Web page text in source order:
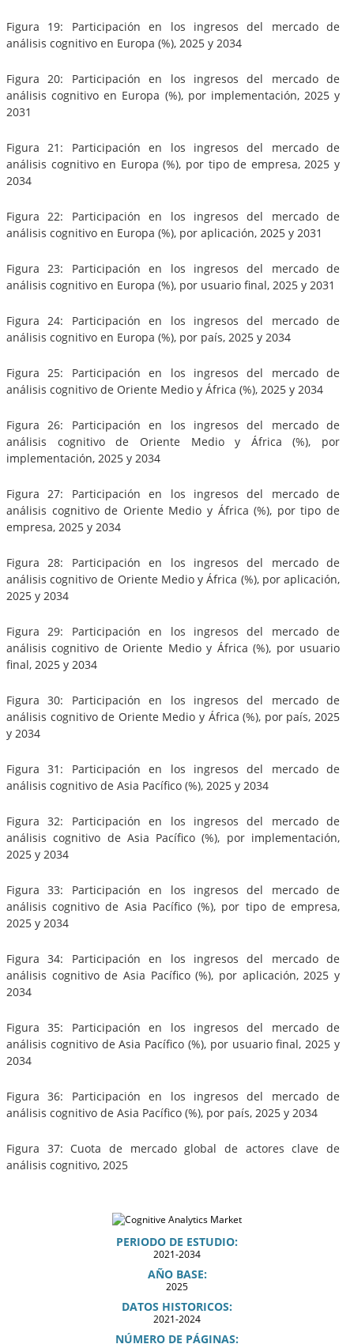
Figura 19: Participación en los ingresos del mercado de
análisis cognitivo en Europa (%), 2025 y 2034
Figura 20: Participación en los ingresos del mercado de
análisis cognitivo en Europa (%), por implementación, 2025 y
2031
Figura 21: Participación en los ingresos del mercado de
análisis cognitivo en Europa (%), por tipo de empresa, 2025 y
2034
Figura 22: Participación en los ingresos del mercado de
análisis cognitivo en Europa (%), por aplicación, 2025 y 2031
Figura 23: Participación en los ingresos del mercado de
análisis cognitivo en Europa (%), por usuario final, 2025 y 2031
Figura 24: Participación en los ingresos del mercado de
análisis cognitivo en Europa (%), por país, 2025 y 2034
Figura 25: Participación en los ingresos del mercado de
análisis cognitivo de Oriente Medio y África (%), 2025 y 2034
Figura 26: Participación en los ingresos del mercado de
análisis cognitivo de Oriente Medio y África (%), por
implementación, 2025 y 2034
Figura 27: Participación en los ingresos del mercado de
análisis cognitivo de Oriente Medio y África (%), por tipo de
empresa, 2025 y 2034
Figura 28: Participación en los ingresos del mercado de
análisis cognitivo de Oriente Medio y África (%), por aplicación,
2025 y 2034
Figura 29: Participación en los ingresos del mercado de
análisis cognitivo de Oriente Medio y África (%), por usuario
final, 2025 y 2034
Figura 30: Participación en los ingresos del mercado de
análisis cognitivo de Oriente Medio y África (%), por país, 2025
y 2034
Figura 31: Participación en los ingresos del mercado de
análisis cognitivo de Asia Pacífico (%), 2025 y 2034
Figura 32: Participación en los ingresos del mercado de
análisis cognitivo de Asia Pacífico (%), por implementación,
2025 y 2034
Figura 33: Participación en los ingresos del mercado de
análisis cognitivo de Asia Pacífico (%), por tipo de empresa,
2025 y 2034
Figura 34: Participación en los ingresos del mercado de
análisis cognitivo de Asia Pacífico (%), por aplicación, 2025 y
2034
Figura 35: Participación en los ingresos del mercado de
análisis cognitivo de Asia Pacífico (%), por usuario final, 2025 y
2034
Figura 36: Participación en los ingresos del mercado de
análisis cognitivo de Asia Pacífico (%), por país, 2025 y 2034
Figura 37: Cuota de mercado global de actores clave de
análisis cognitivo, 2025
PERIODO DE ESTUDIO:
2021-2034
AÑO BASE:
2025
DATOS HISTORICOS:
2021-2024
NÚMERO DE PÁGINAS: